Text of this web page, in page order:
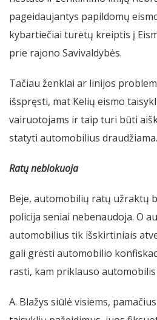
pageidaujantys papildomų
kybartiečiai turėtų kreiptis į
prie rajono Savivaldybės.
Tačiau ženklai ar linijos
išspręsti, mat Kelių eismo
vairuotojams ir taip turi būti
statyti automobilius draudžiama.
Ratų neblokuoja
Beje, automobilių ratų užraktų
policija seniai nebenaudoja. O
automobilius tik išskirtiniais
gali grėsti automobilio
rasti, kam priklauso
A. Blažys siūlė visiems,